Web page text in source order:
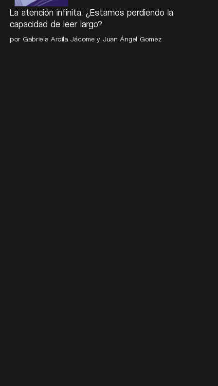
La atención infinita: ¿Estamos perdiendo la
capacidad de leer largo?
por Gabriela Ardila Jácome y Juan Ángel Gomez